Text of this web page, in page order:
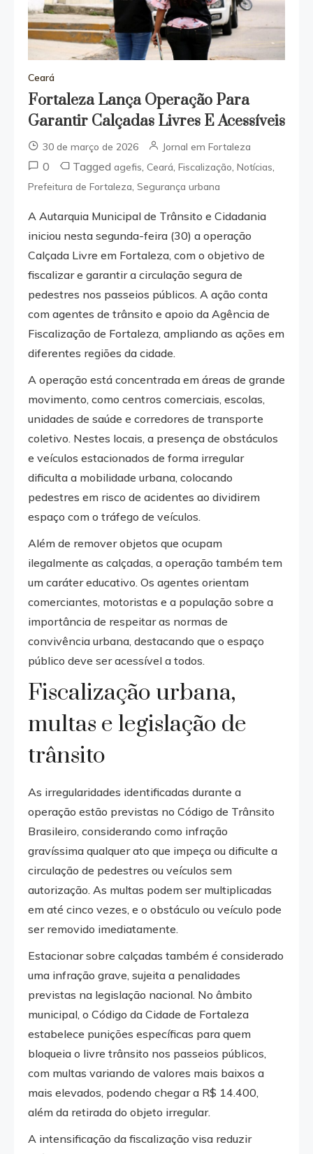
Ceará
Fortaleza Lança Operação Para
Garantir Calçadas Livres E Acessíveis
30 de março de 2026 Jornal em Fortaleza
0 Tagged agefis Ceará Fiscalização Notícias
Prefeitura de Fortaleza Segurança urbana
A Autarquia Municipal de Trânsito e Cidadania
iniciou nesta segunda-feira (30) a operação
Calçada Livre em Fortaleza, com o objetivo de
fiscalizar e garantir a circulação segura de
pedestres nos passeios públicos. A ação conta
com agentes de trânsito e apoio da Agência de
Fiscalização de Fortaleza, ampliando as ações em
diferentes regiões da cidade.
A operação está concentrada em áreas de grande
movimento, como centros comerciais, escolas,
unidades de saúde e corredores de transporte
coletivo. Nestes locais, a presença de obstáculos
e veículos estacionados de forma irregular
dificulta a mobilidade urbana, colocando
pedestres em risco de acidentes ao dividirem
espaço com o tráfego de veículos.
Além de remover objetos que ocupam
ilegalmente as calçadas, a operação também tem
um caráter educativo. Os agentes orientam
comerciantes, motoristas e a população sobre a
importância de respeitar as normas de
convivência urbana, destacando que o espaço
público deve ser acessível a todos.
Fiscalização urbana,
multas e legislação de
trânsito
As irregularidades identificadas durante a
operação estão previstas no Código de Trânsito
Brasileiro, considerando como infração
gravíssima qualquer ato que impeça ou dificulte a
circulação de pedestres ou veículos sem
autorização. As multas podem ser multiplicadas
em até cinco vezes, e o obstáculo ou veículo pode
ser removido imediatamente.
Estacionar sobre calçadas também é considerado
uma infração grave, sujeita a penalidades
previstas na legislação nacional. No âmbito
municipal, o Código da Cidade de Fortaleza
estabelece punições específicas para quem
bloqueia o livre trânsito nos passeios públicos,
com multas variando de valores mais baixos a
mais elevados, podendo chegar a R$ 14.400,
além da retirada do objeto irregular.
A intensificação da fiscalização visa reduzir